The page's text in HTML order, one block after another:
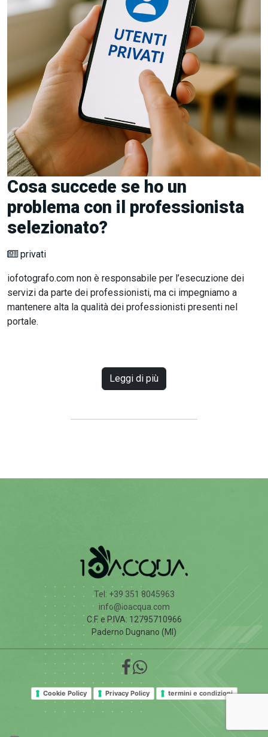
Cosa succede se ho un
problema con il professionista
selezionato?
privati
iofotografo.com non è responsabile per l’esecuzione dei
servizi da parte dei professionisti, ma ci impegniamo a
mantenere alta la qualità dei professionisti presenti nel
portale.
Leggi di più
Tel: +39 351 8045963
info@ioacqua.com
C.F. e P.IVA: 12795710966
Paderno Dugnano (MI)
Cookie Policy Privacy Policy termini e condizioni